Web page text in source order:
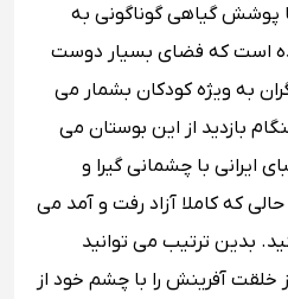
پوشش گیاهی گوناگونی به
شده است که فضای بسیار دوست‌
به ویژه کودکان بشمار می
بازدید از این بوستان می
ایرانی با چشمانی گیرا و
حالی که کاملا آزاد رفت و آمد می‌
بدین ترتیب می توانید
خلقت آفرینش را با چشم خود از